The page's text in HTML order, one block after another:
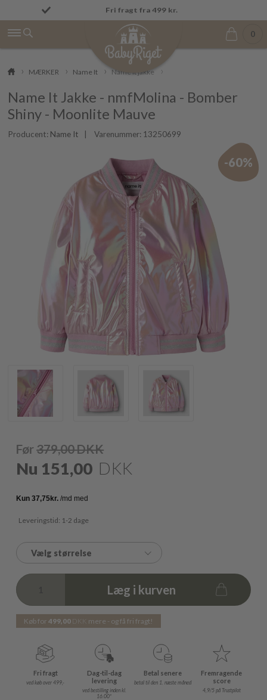
Fri fragt fra 499 kr.
Fremragende på Trustpilot ★★★★★ 4,9/5
0
MÆRKER Name It Name It jakke
Name It Jakke - nmfMolina - Bomber
Shiny - Moonlite Mauve
Producent: Name It | Varenummer: 13250699
-60%
Før379,00DKK
Nu 151,00 DKK
Leveringstid: 1-2 dage
Vælg størrelse
Læg i kurven
Køb for499,00 DKK mere - og få fri fragt!
Fri fragt
ved køb over 499,-
Dag-til-dag
levering
ved bestilling inden kl.
16.00*
Betal senere
betal til den 1. næste måned
Fremragende
score
4,9/5 på Trustpilot